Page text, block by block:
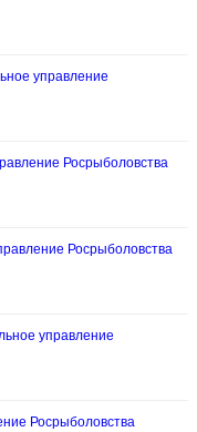
управление
Росрыболовства
Росрыболовства
управление
Росрыболовства